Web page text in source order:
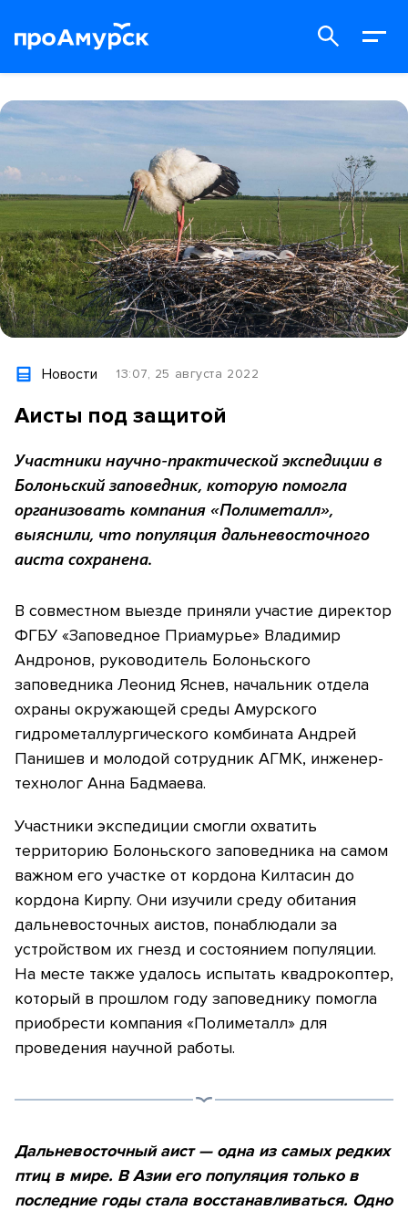
Новости 13:07, 25 августа 2022
Аисты под защитой
Участники научно-практической экспедиции в
Болоньский заповедник, которую помогла
организовать компания «Полиметалл»,
выяснили, что популяция дальневосточного
аиста сохранена.
В совместном выезде приняли участие директор
ФГБУ «Заповедное Приамурье» Владимир
Андронов, руководитель Болоньского
заповедника Леонид Яснев, начальник отдела
охраны окружающей среды Амурского
гидрометаллургического комбината Андрей
Панишев и молодой сотрудник АГМК, инженер-
технолог Анна Бадмаева.
Участники экспедиции смогли охватить
территорию Болоньского заповедника на самом
важном его участке от кордона Килтасин до
кордона Кирпу. Они изучили среду обитания
дальневосточных аистов, понаблюдали за
устройством их гнезд и состоянием популяции.
На месте также удалось испытать квадрокоптер,
который в прошлом году заповеднику помогла
приобрести компания «Полиметалл» для
проведения научной работы.
Дальневосточный аист — одна из самых редких
птиц в мире. В Азии его популяция только в
последние годы стала восстанавливаться. Одно